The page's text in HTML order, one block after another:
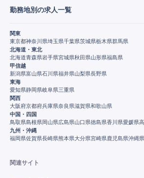
勤務地別の求人一覧
関東
東京都神奈川県埼玉県千葉県茨城県栃木県群馬県
北海道・東北
北海道青森県岩手県宮城県秋田県山形県福島県
甲信越
新潟県富山県石川県福井県山梨県長野県
東海
愛知県静岡県岐阜県三重県
関西
大阪府京都府兵庫県奈良県滋賀県和歌山県
中国・四国
鳥取県島根県岡山県広島県山口県徳島県香川県愛媛県
九州・沖縄
福岡県佐賀県長崎県熊本県大分県宮崎県鹿児島県沖縄県
関連サイト